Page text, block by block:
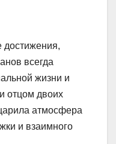
достижения,
всегда
жизни и
отцом двоих
атмосфера
и взаимного